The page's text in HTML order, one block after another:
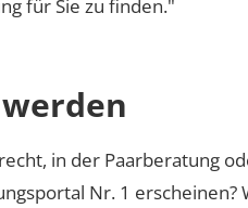
für Sie zu finden."
werden
in der Paarberatung
Nr. 1 erscheinen?